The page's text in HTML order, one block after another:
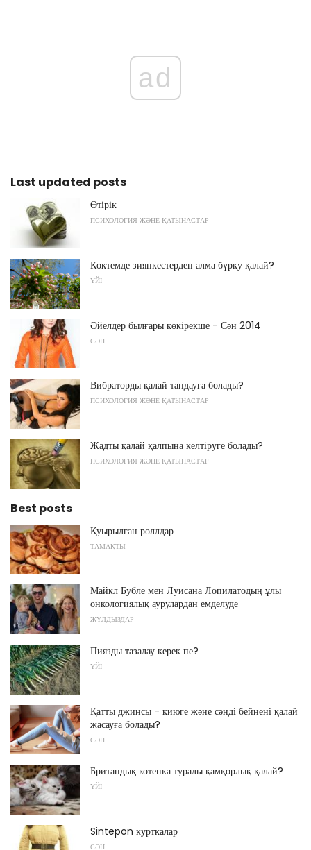
ad
Last updated posts
Өтірік
ПСИХОЛОГИЯ ЖӘНЕ ҚАТЫНАСТАР
Көктемде зиянкестерден алма бүрку қалай?
ҮЙІ
Әйелдер былғары көкірекше - Сән 2014
СӘН
Вибраторды қалай таңдауға болады?
ПСИХОЛОГИЯ ЖӘНЕ ҚАТЫНАСТАР
Жадты қалай қалпына келтіруге болады?
ПСИХОЛОГИЯ ЖӘНЕ ҚАТЫНАСТАР
Best posts
Қуырылған роллдар
ТАМАҚТЫ
Майкл Бубле мен Луисана Лопилатодың ұлы
онкологиялық аурулардан емделуде
ЖҰЛДЫЗДАР
Пиязды тазалау керек пе?
ҮЙІ
Қатты джинсы - киюге және сәнді бейнені қалай
жасауға болады?
СӘН
Британдық котенка туралы қамқорлық қалай?
ҮЙІ
Sintepon курткалар
СӘН